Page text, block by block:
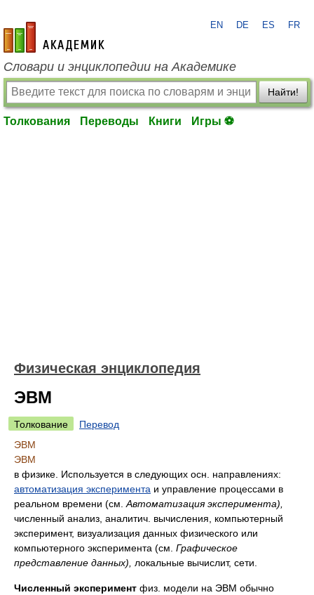
academic.ru
EN DE ES FR
Словари и энциклопедии на Академике
Найти!
Толкования Переводы Книги Игры ⚽
Физическая энциклопедия
ЭВМ
Толкование
Перевод
ЭВМ
ЭВМ
в физике. Используется в следующих осн. направлениях:
автоматизация эксперимента и управление процессами в
реальном времени (см. Автоматизация эксперимента),
численный анализ, аналитич. вычисления, компьютерный
эксперимент, визуализация данных физического или
компьютерного эксперимента (см. Графическое
представление данных),
локальные вычислит, сети.
Численный эксперимент физ. модели на ЭВМ обычно